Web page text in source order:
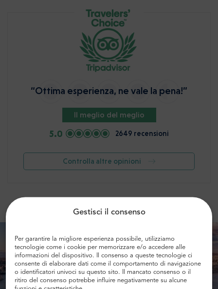
Gestisci il consenso
Per garantire la migliore esperienza possibile, utilizziamo
tecnologie come i cookie per memorizzare e/o accedere alle
informazioni del dispositivo. Il consenso a queste tecnologie ci
consente di elaborare dati come il comportamento di navigazione
o identificatori univoci su questo sito. Il mancato consenso o il
ritiro del consenso potrebbe influire negativamente su alcune
“Ottima esperienza, ne vale la pena!”
Il meglio del meglio
5.0 2649 recensioni
Controlla altre opinioni